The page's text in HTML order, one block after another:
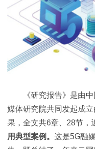
《研究报告》是由
媒体研究院共同发起成
果，全文共6章、28节，
用典型案例。 这是5G融